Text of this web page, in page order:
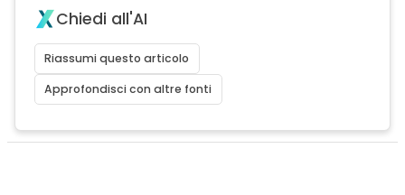
Chiedi all'AI
Riassumi questo articolo
Approfondisci con altre fonti